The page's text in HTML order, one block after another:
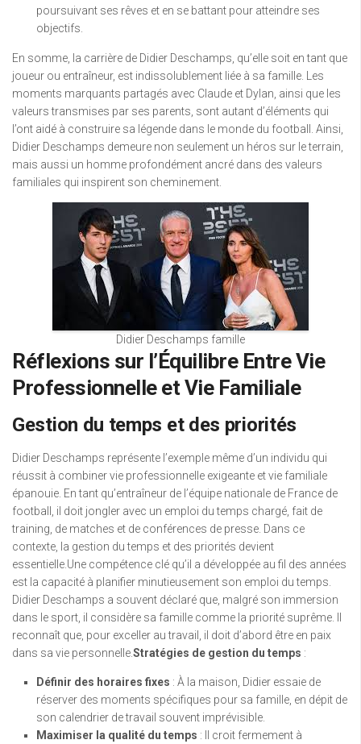
poursuivant ses rêves et en se battant pour atteindre ses
objectifs.
En somme, la carrière de Didier Deschamps, qu’elle soit en tant que
joueur ou entraîneur, est indissolublement liée à sa famille. Les
moments marquants partagés avec Claude et Dylan, ainsi que les
valeurs transmises par ses parents, sont autant d’éléments qui
l’ont aidé à construire sa légende dans le monde du football. Ainsi,
Didier Deschamps demeure non seulement un héros sur le terrain,
mais aussi un homme profondément ancré dans des valeurs
familiales qui inspirent son cheminement.
Didier Deschamps famille
Réflexions sur l’Équilibre Entre Vie
Professionnelle et Vie Familiale
Gestion du temps et des priorités
Didier Deschamps représente l’exemple même d’un individu qui
réussit à combiner vie professionnelle exigeante et vie familiale
épanouie. En tant qu’entraîneur de l’équipe nationale de France de
football, il doit jongler avec un emploi du temps chargé, fait de
training, de matches et de conférences de presse. Dans ce
contexte, la gestion du temps et des priorités devient
essentielle.Une compétence clé qu’il a développée au fil des années
est la capacité à planifier minutieusement son emploi du temps.
Didier Deschamps a souvent déclaré que, malgré son immersion
dans le sport, il considère sa famille comme la priorité suprême. Il
reconnaît que, pour exceller au travail, il doit d’abord être en paix
dans sa vie personnelle.Stratégies de gestion du temps :
Définir des horaires fixes : À la maison, Didier essaie de
réserver des moments spécifiques pour sa famille, en dépit de
son calendrier de travail souvent imprévisible.
Maximiser la qualité du temps : Il croit fermement à